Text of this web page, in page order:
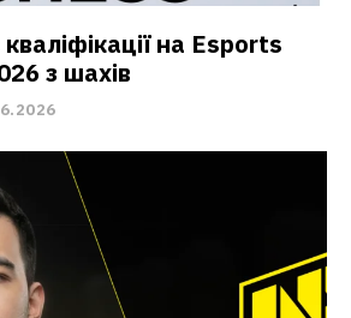
на Esports
з шахів